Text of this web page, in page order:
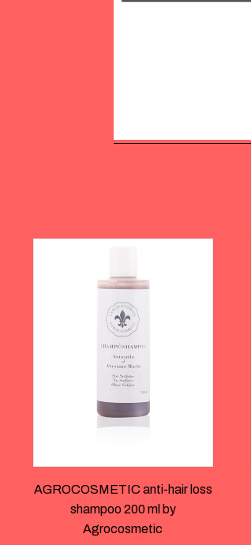
AGROCOSMETIC anti-hair loss
shampoo 200 ml by
Agrocosmetic